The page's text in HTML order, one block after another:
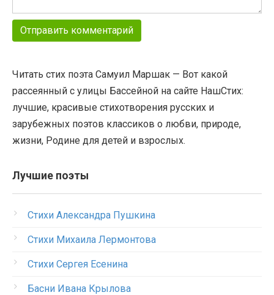
Читать стих поэта Самуил Маршак — Вот какой
рассеянный с улицы Бассейной на сайте НашСтих:
лучшие, красивые стихотворения русских и
зарубежных поэтов классиков о любви, природе,
жизни, Родине для детей и взрослых.
Лучшие поэты
Стихи Александра Пушкина
Стихи Михаила Лермонтова
Стихи Сергея Есенина
Басни Ивана Крылова